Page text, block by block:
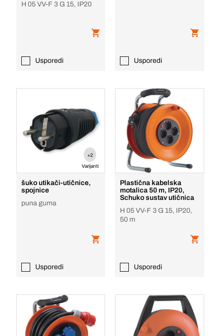
H 05 VV-F 3 G 15, IP20
Usporedi Usporedi
+2
Varijanti
šuko utikači-utičnice,
spojnice
puna guma
Usporedi
Plastična kabelska
motalica 50 m, IP20,
Schuko sustav utičnica
H 05 VV-F 3 G 15, IP20,
50 m
Usporedi